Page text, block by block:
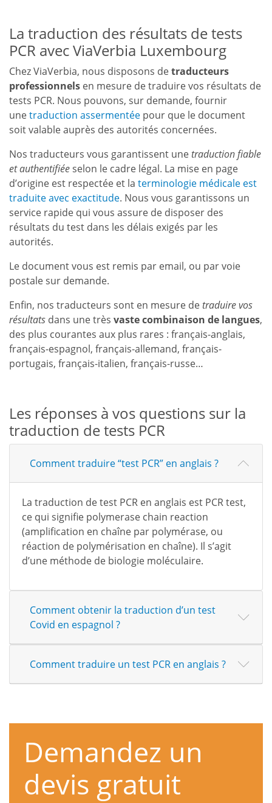
La traduction des résultats de tests
PCR avec ViaVerbia Luxembourg
Chez ViaVerbia, nous disposons detraducteurs
professionnels en mesure de traduire vos résultats de
tests PCR. Nous pouvons, sur demande, fournir
unetraduction assermentée pour que le document
soit valable auprès des autorités concernées.
Nos traducteurs vous garantissent unetraduction fiable
et authentifiéeselon le cadre légal. La mise en page
d’origine est respectée et la terminologie médicale est
traduite avec exactitude. Nous vous garantissons un
service rapide qui vous assure de disposer des
résultats du test dans les délais exigés par les
autorités.
Le document vous est remis par email, ou par voie
postale sur demande.
Enfin, nos traducteurs sont en mesure detraduire vos
résultats dans une très vaste combinaison de langues,
des plus courantes aux plus rares : français-anglais,
français-espagnol, français-allemand, français-
portugais, français-italien, français-russe…
Les réponses à vos questions sur la
traduction de tests PCR
Comment traduire “test PCR” en anglais ?
La traduction de test PCR en anglais est PCR test,
ce qui signifie polymerase chain reaction
(amplification en chaîne par polymérase, ou
réaction de polymérisation en chaîne). Il s’agit
d’une méthode de biologie moléculaire.
Comment obtenir la traduction d’un test
Covid en espagnol ?
Comment traduire un test PCR en anglais ?
Demandez un
devis gratuit